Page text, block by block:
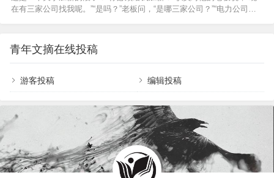
重要的是建立一个好的工作习惯，来…
上班的时候，每天的固定时间段的事项是固定的，
把新任务放进去就行了。而SOHO之后，你面前有
一个空白的框，和一大堆零散的拼图，让人无从下
在有三家公司找我呢。”“是吗？”老板问，“是哪三家公司？”“电力公司、
来得猛烈些吧。 我有“谈加薪”恐惧症 “加薪，谁不愿意啊？但主动找老板
谈，内心还真有点恐惧。” 相信吗？说这话的江晓已经拥有了近20年的职
就受…
青年文摘在线投稿
游客投稿 编辑投稿